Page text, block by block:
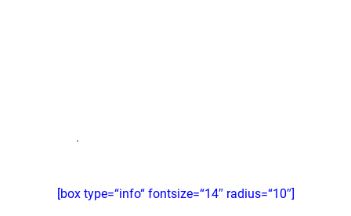
.
[box type=“info“ fontsize=“14″ radius=“10″]